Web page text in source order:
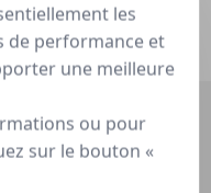
Déjà membre ?
»Prier »La Sainteté ?
les
de performance et
une meilleure
ou pour
sur le bouton «